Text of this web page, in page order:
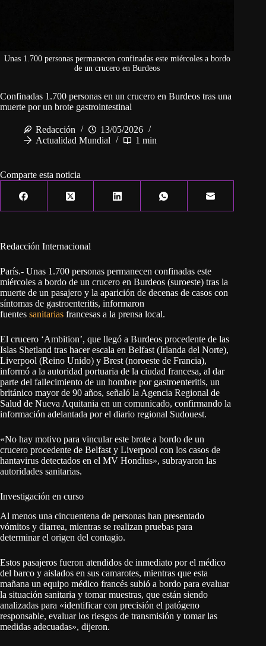
Unas 1.700 personas permanecen confinadas este miércoles a bordo
de un crucero en Burdeos
Confinadas 1.700 personas en un crucero en Burdeos tras una
muerte por un brote gastrointestinal
Redacción
13/05/2026
Actualidad Mundial
1 min
Comparte esta noticia
Redacción Internacional
París.- Unas 1.700 personas permanecen confinadas este
miércoles a bordo de un crucero en Burdeos (suroeste) tras la
muerte de un pasajero y la aparición de decenas de casos con
síntomas de gastroenteritis, informaron
fuentes sanitarias francesas a la prensa local.
El crucero ‘Ambition’, que llegó a Burdeos procedente de las
Islas Shetland tras hacer escala en Belfast (Irlanda del Norte),
Liverpool (Reino Unido) y Brest (noroeste de Francia),
informó a la autoridad portuaria de la ciudad francesa, al dar
parte del fallecimiento de un hombre por gastroenteritis, un
británico mayor de 90 años, señaló la Agencia Regional de
Salud de Nueva Aquitania en un comunicado, confirmando la
información adelantada por el diario regional Sudouest.
«No hay motivo para vincular este brote a bordo de un
crucero procedente de Belfast y Liverpool con los casos de
hantavirus detectados en el MV Hondius», subrayaron las
autoridades sanitarias.
Investigación en curso
Al menos una cincuentena de personas han presentado
vómitos y diarrea, mientras se realizan pruebas para
determinar el origen del contagio.
Estos pasajeros fueron atendidos de inmediato por el médico
del barco y aislados en sus camarotes, mientras que esta
mañana un equipo médico francés subió a bordo para evaluar
la situación sanitaria y tomar muestras, que están siendo
analizadas para «identificar con precisión el patógeno
responsable, evaluar los riesgos de transmisión y tomar las
medidas adecuadas», dijeron.